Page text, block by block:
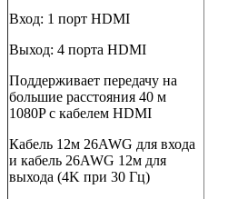
Вход: 1 порт HDMI
Выход: 4 порта HDMI
Поддерживает передачу на
большие расстояния 40 м
1080P с кабелем HDMI
Кабель 12м 26AWG для входа
и кабель 26AWG 12м для
выхода (4K при 30 Гц)